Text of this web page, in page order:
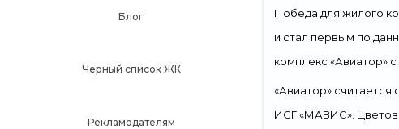
Блог
Черный список ЖК
Рекламодателям
Победа для жилого
и стал первым по
комплекс «Авиатор»
«Авиатор» считается
ИСГ «МАВИС».